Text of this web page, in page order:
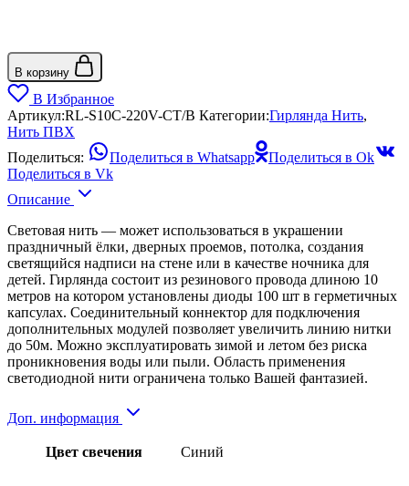
В корзину
В Избранное
Артикул:RL-S10C-220V-CT/B Категории:Гирлянда Нить,
Нить ПВХ
Поделиться:
Поделиться в Whatsapp
Поделиться в Ok
Поделиться в Vk
Описание
Световая нить — может использоваться в украшении
праздничный ёлки, дверных проемов, потолка, создания
светящийся надписи на стене или в качестве ночника для
детей. Гирлянда состоит из резинового провода длиною 10
метров на котором установлены диоды 100 шт в герметичных
капсулах. Соединительный коннектор для подключения
дополнительных модулей позволяет увеличить линию нитки
до 50м. Можно эксплуатировать зимой и летом без риска
проникновения воды или пыли. Область применения
светодиодной нити ограничена только Вашей фантазией.
Доп. информация
Цвет свечения Синий